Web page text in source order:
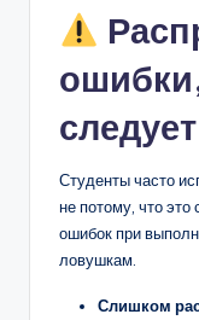
Студенты часто
не потому, что
ошибок при
ловушкам.
Слишком